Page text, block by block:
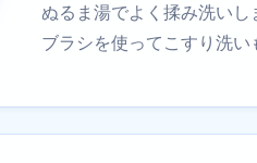
ぬるま湯でよく揉み洗い
ブラシを使ってこすり洗い